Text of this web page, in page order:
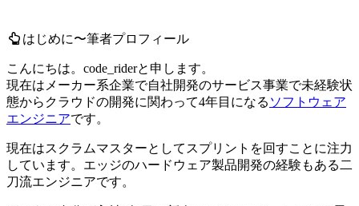
はじめに〜筆者プロフィール
こんにちは。code_riderと申します。
現在はメーカー系企業で自社開発のサービス事業で未経験状
態からクラウドの開発に関わって4年目になる ソフトウェア
エンジニアです。
現在はスクラムマスターとしてスプリントを回すことに注力
しています。エッジのハードウェア製品開発の経験もある二
刀流エンジニアです。